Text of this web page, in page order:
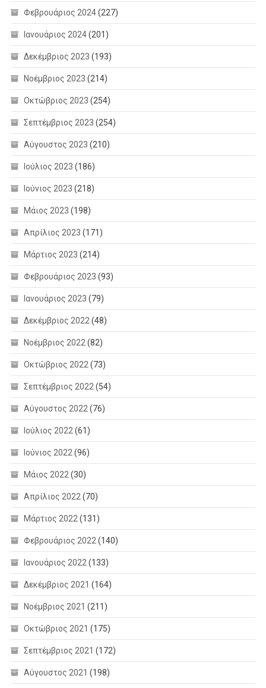
Φεβρουάριος 2024(227)
Ιανουάριος 2024(201)
Δεκέμβριος 2023 (193)
Νοέμβριος 2023 (214)
Οκτώβριος 2023 (254)
Σεπτέμβριος 2023 (254)
Αύγουστος 2023 (210)
Ιούλιος 2023 (186)
Ιούνιος 2023 (218)
Μάιος 2023 (198)
Απρίλιος 2023 (171)
Μάρτιος 2023 (214)
Φεβρουάριος 2023 (93)
Ιανουάριος 2023 (79)
Δεκέμβριος 2022 (48)
Νοέμβριος 2022 (82)
Οκτώβριος 2022 (73)
Σεπτέμβριος 2022 (54)
Αύγουστος 2022 (76)
Ιούλιος 2022 (61)
Ιούνιος 2022 (96)
Μάιος 2022 (30)
Απρίλιος 2022 (70)
Μάρτιος 2022 (131)
Φεβρουάριος 2022 (140)
Ιανουάριος 2022 (133)
Δεκέμβριος 2021 (164)
Νοέμβριος 2021 (211)
Οκτώβριος 2021 (175)
Σεπτέμβριος 2021 (172)
Αύγουστος 2021 (198)